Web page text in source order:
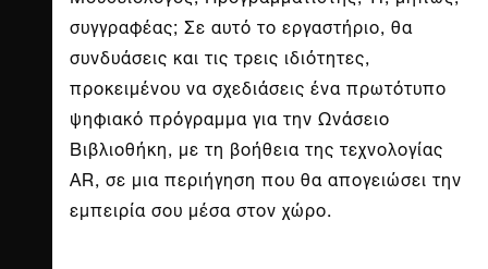
συγγραφέας; Σε αυτό το εργαστήριο, θα
συνδυάσεις και τις τρεις ιδιότητες,
προκειμένου να σχεδιάσεις ένα πρωτότυπο
ψηφιακό πρόγραμμα για την Ωνάσειο
Βιβλιοθήκη, με τη βοήθεια της τεχνολογίας
AR, σε μια περιήγηση που θα απογειώσει την
εμπειρία σου μέσα στον χώρο.